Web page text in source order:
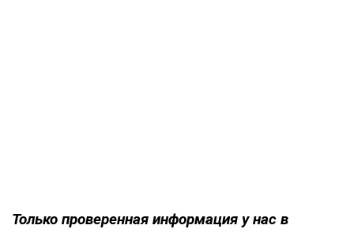
Только проверенная информация у нас в